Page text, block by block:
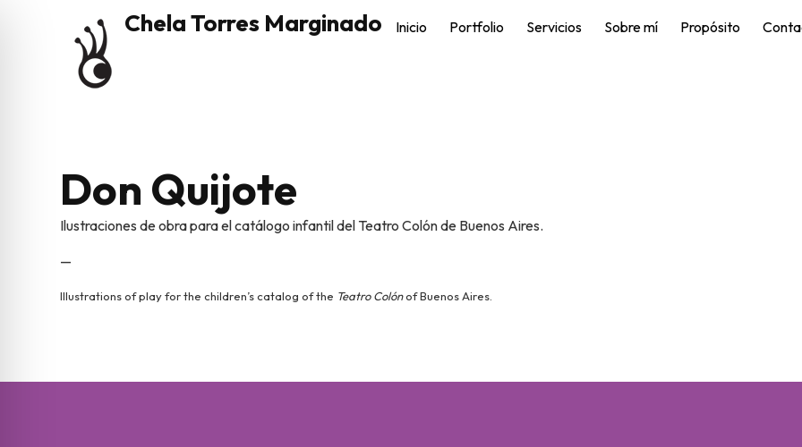
Chela Torres Marginado Inicio Portfolio Servicios Sobre mí Propósito
Don Quijote
Ilustraciones de obra para el catálogo infantil del Teatro Colón de Buenos Aires.
—
Illustrations of play for the children’s catalog of the Teatro Colónof Buenos Aires.